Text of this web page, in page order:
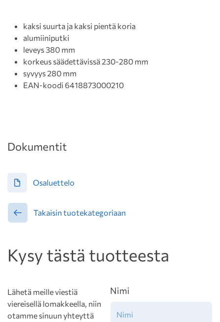
kaksi suurta ja kaksi pientä koria
alumiiniputki
leveys 380 mm
korkeus säädettävissä 230-280 mm
syvyys 280 mm
EAN-koodi 6418873000210
Dokumentit
Osaluettelo
Takaisin tuotekategoriaan
Kysy tästä tuotteesta
Lähetä meille viestiä
viereisellä lomakkeella, niin
otamme sinuun yhteyttä
Nimi